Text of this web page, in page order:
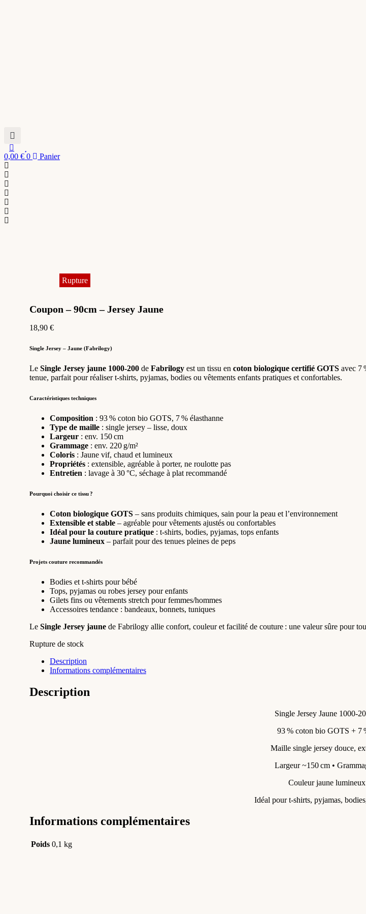
0,00 € 0 Panier
Coupon – 90cm – Jersey Jaune
18,90 €
Single Jersey – Jaune (Fabrilogy)
Le Single Jersey jaune 1000‑200 de Fabrilogy est un tissu en coton biologique certifié GOTS avec 7
tenue, parfait pour réaliser t-shirts, pyjamas, bodies ou vêtements enfants pratiques et confortables.
Caractéristiques techniques
Composition : 93 % coton bio GOTS, 7 % élasthanne
Type de maille : single jersey – lisse, doux
Largeur : env. 150 cm
Grammage : env. 220 g/m²
Coloris : Jaune vif, chaud et lumineux
Propriétés : extensible, agréable à porter, ne roulotte pas
Entretien : lavage à 30 °C, séchage à plat recommandé
Pourquoi choisir ce tissu ?
Coton biologique GOTS – sans produits chimiques, sain pour la peau et l’environnement
Extensible et stable – agréable pour vêtements ajustés ou confortables
Idéal pour la couture pratique : t-shirts, bodies, pyjamas, tops enfants
Jaune lumineux – parfait pour des tenues pleines de peps
Projets couture recommandés
Bodies et t-shirts pour bébé
Tops, pyjamas ou robes jersey pour enfants
Gilets fins ou vêtements stretch pour femmes/hommes
Accessoires tendance : bandeaux, bonnets, tuniques
Le Single Jersey jaune de Fabrilogy allie confort, couleur et facilité de couture : une valeur sûre pour
Rupture de stock
Description
Informations complémentaires
Description
Single Jersey Jaune
93 % coton bio GOTS + 7
Maille single jersey douce,
Largeur ~150 cm •
Couleur jaune
Idéal pour t-shirts, pyjamas,
Informations complémentaires
Poids 0,1 kg